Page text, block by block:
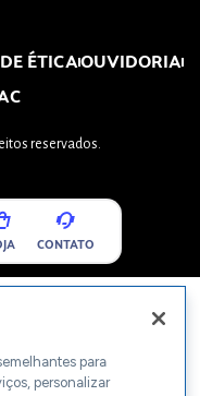
ÉTICAOUVIDORIA
reservados.
CONTATO
para
personalizar